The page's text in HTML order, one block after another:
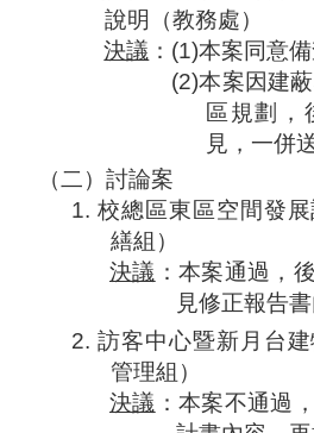
說明（教務處）
決議 ： (1)本案同意備
(2)本案因建
區規劃，
見，一併
（二）討論案
1. 校總區東區空間發
繕組）
決議 ：本案通過，
見修正報告書
2. 訪客中心暨新月台
管理組）
決議 ：本案不通過